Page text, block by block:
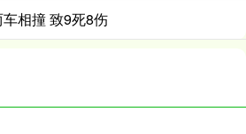
相撞 致9死8伤